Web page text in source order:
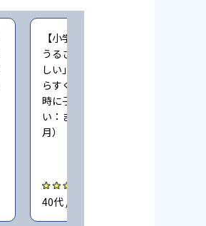
【小学生時の通塾】子どもに「授業
うるさい子がいるからどうにかして
しい」と聞いたから、先生に連絡し
らすぐに対応してくれました（小学
時に子どもが通塾。塾のおすすめ度
い：まあ勧めたい。回答時期2023
月）
40代 / 大阪府 女性